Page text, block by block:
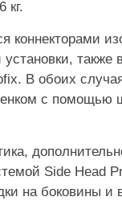
кг.
коннекторами
также
В обоих
с помощью
Side Head
на боковины и